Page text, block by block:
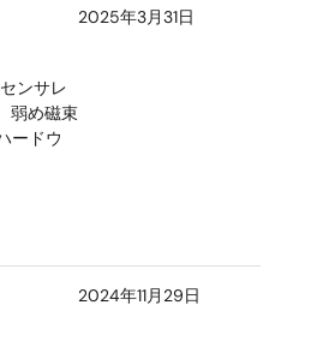
ンサレ
弱め磁束
ードウ
2025年3月31日
2024年11月29日